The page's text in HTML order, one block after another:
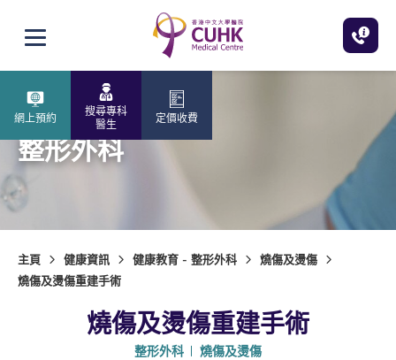
打開選單
網上預約
搜尋專科
醫生
定價收費
整形外科
主頁 健康資訊 健康教育 - 整形外科
燒傷及燙傷
燒傷及燙傷重建手術
燒傷及燙傷重建手術
整形外科 燒傷及燙傷